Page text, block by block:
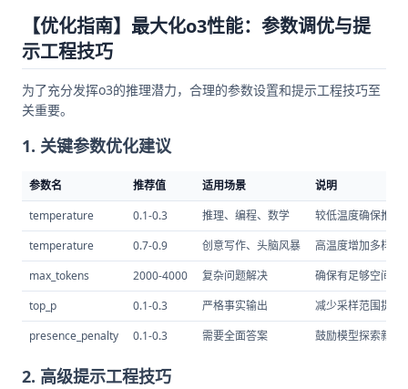
【优化指南】最大化o3性能：参数调优与提
示工程技巧
为了充分发挥o3的推理潜力，合理的参数设置和提示工程技巧至
关重要。
1. 关键参数优化建议
参数名 推荐值 适用场景
说明
temperature
0.1-0.3 推理、编程、数学
较低温度确保推理
temperature
0.7-0.9 创意写作、头脑风暴
高温度增加多样性
max_tokens
2000-4000 复杂问题解决
确保有足够空间展
top_p
0.1-0.3 严格事实输出
减少采样范围提高
presence_penalty
0.1-0.3 需要全面答案 鼓励模型探索新观
2. 高级提示工程技巧